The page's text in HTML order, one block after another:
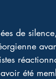
de
été